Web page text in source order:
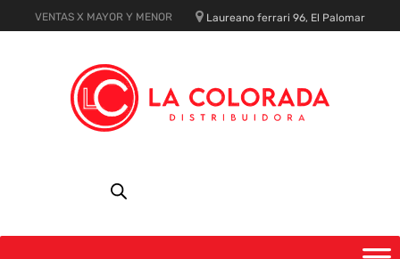
VENTAS X MAYOR Y MENOR Laureano ferrari 96, El Palomar